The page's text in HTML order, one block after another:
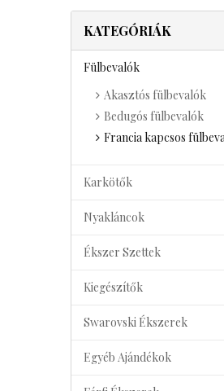
KATEGÓRIÁK
Fülbevalók
Akasztós fülbevalók
Bedugós fülbevalók
Francia kapcsos
Karkötők
Nyakláncok
Ékszer Szettek
Kiegészítők
Swarovski Ékszerek
Egyéb Ajándékok